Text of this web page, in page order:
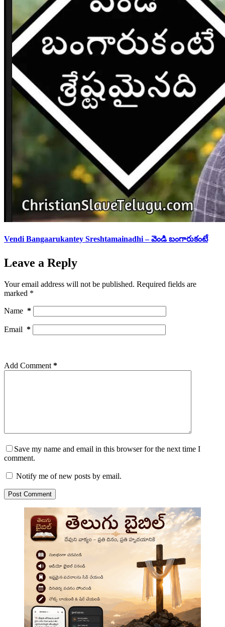
Vendi Bangaarukantey Sreshtamainadhi – వెండి బంగారుకంటే
Leave a Reply
Your email address will not be published. Required fields are
marked *
Name *
Email *
Add Comment *
Save my name and email in this browser for the next time I
comment.
Notify me of new posts by email.
Post Comment